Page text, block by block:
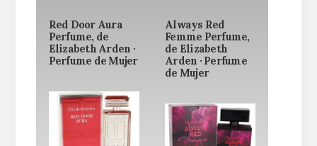
Red Door Aura
Perfume, de
Elizabeth Arden ·
Perfume de Mujer
Always Red
Femme Perfume,
de Elizabeth
Arden · Perfume
de Mujer